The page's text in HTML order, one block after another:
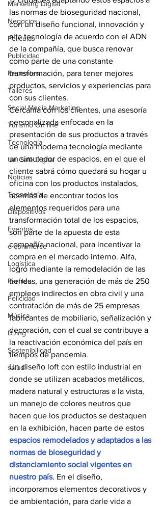
Marketing Digital
Negocios
Películas
Publicidad
Recientes
Talleres
Social Media Marketing
Turismo On line
Tecnología
Un Café Digital
Noticias
Tecnología
Dispositivos
Eventos
e-commerce
Logística
Perfiles
Felicidad
Música
DJing
Sostenibilidad
salud
las normas de bioseguridad nacional,
con un diseño funcional, innovación y
alta tecnología de acuerdo con el ADN
de la compañía, que busca renovar
como parte de una constante
transformación, para tener mejores
productos, servicios y experiencias para
con sus clientes.
Cercanía con los clientes, una asesoría
personalizada enfocada en la
presentación de sus productos a través
de una moderna tecnología mediante
un simulador de espacios, en el que el
cliente sabrá cómo quedará su hogar u
oficina con los productos instalados,
además de encontrar todos los
elementos requeridos para una
transformación total de los espacios,
son parte de la apuesta de esta
compañía nacional, para incentivar la
compra en el mercado interno. Alfa,
logró mediante la remodelación de las
tiendas, una generación de más de 250
empleos indirectos en obra civil y una
contratación de más de 25 empresas
fabricantes de mobiliario, señalización y
decoración, con el cual se contribuye a
la reactivación económica del país en
tiempos de pandemia.
Un diseño loft con estilo industrial en
donde se utilizan acabados metálicos,
madera natural y estructuras a la vista,
un manejo de colores neutros que
hacen que los productos se destaquen
en la exhibición, hacen parte de estos
espacios remodelados y adaptados a las
normas de bioseguridad y
distanciamiento social vigentes en
nuestro país. En el diseño,
incorporamos elementos decorativos y
de ambientación, para darle vida a